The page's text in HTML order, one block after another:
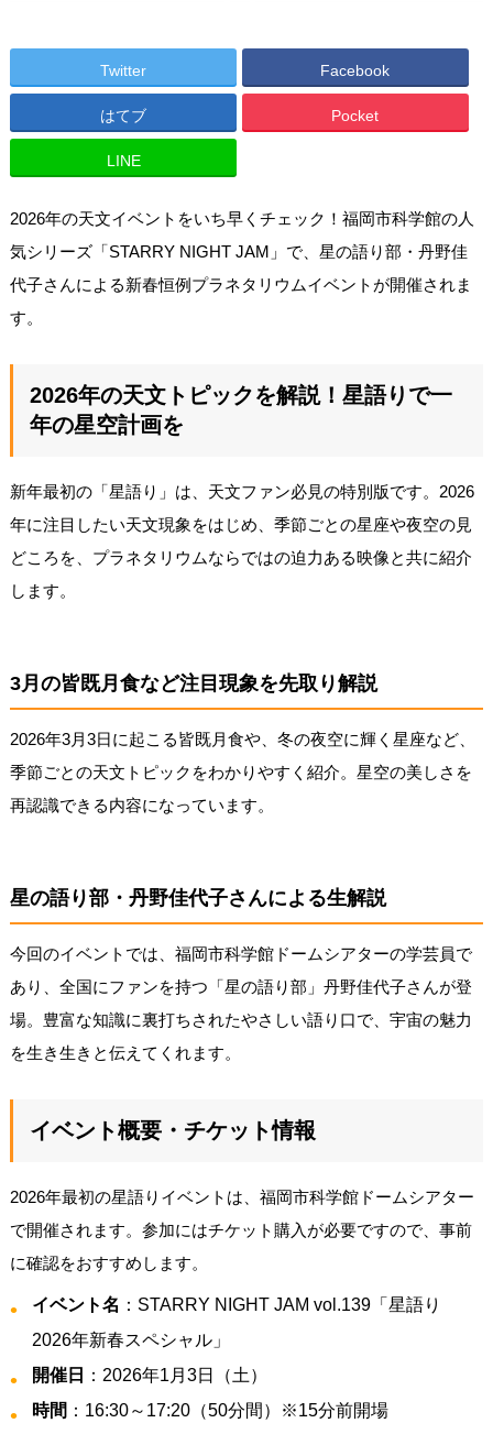
Twitter Facebook
はてブ Pocket
LINE
2026年の天文イベントをいち早くチェック！福岡市科学館の人
気シリーズ「STARRY NIGHT JAM」で、星の語り部・丹野佳
代子さんによる新春恒例プラネタリウムイベントが開催されま
す。
2026年の天文トピックを解説！星語りで一
年の星空計画を
新年最初の「星語り」は、天文ファン必見の特別版です。2026
年に注目したい天文現象をはじめ、季節ごとの星座や夜空の見
どころを、プラネタリウムならではの迫力ある映像と共に紹介
します。
3月の皆既月食など注目現象を先取り解説
2026年3月3日に起こる皆既月食や、冬の夜空に輝く星座など、
季節ごとの天文トピックをわかりやすく紹介。星空の美しさを
再認識できる内容になっています。
星の語り部・丹野佳代子さんによる生解説
今回のイベントでは、福岡市科学館ドームシアターの学芸員で
あり、全国にファンを持つ「星の語り部」丹野佳代子さんが登
場。豊富な知識に裏打ちされたやさしい語り口で、宇宙の魅力
を生き生きと伝えてくれます。
イベント概要・チケット情報
2026年最初の星語りイベントは、福岡市科学館ドームシアター
で開催されます。参加にはチケット購入が必要ですので、事前
に確認をおすすめします。
イベント名 ：STARRY NIGHT JAM vol.139「星語り
2026年新春スペシャル」
開催日
：2026年1月3日（土）
時間 ：16:30～17:20（50分間）※15分前開場